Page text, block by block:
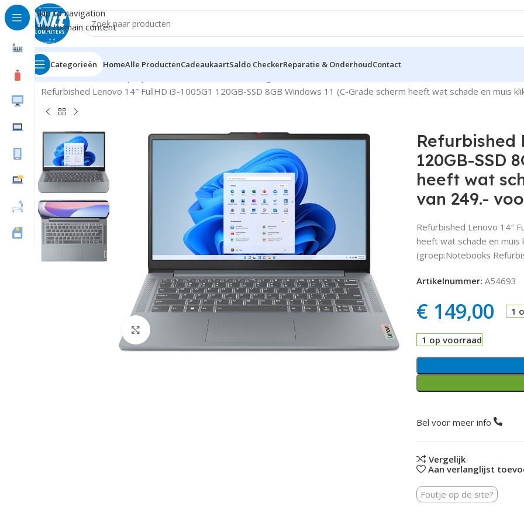
Skip to navigation
Skip to main content
Categorieën HomeAlle ProductenCadeaukaartSaldo CheckerReparatie & OnderhoudContact
Home Notebooks/Laptops
Refurbished Lenovo 14″ FullHD i3-1005G1 120GB-SSD 8GB Windows 11 (C-Grade scherm heeft wat schade en muis
Click to enlarge
Refurbished
120GB-SSD
heeft wat
van 249.-
Refurbished Lenovo 14″
heeft wat schade en muis
(groep:Notebooks
Artikelnummer: A54693
€149,00 1
1 op voorraad
Bel voor meer info
Vergelijk
Aan verlanglijst
Foutje op de site?